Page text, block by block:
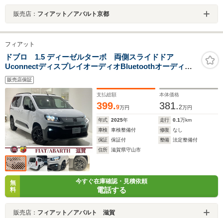
販売店： フィアット／アバルト京都
フィアット
ドブロ 1.5 ディーゼルターボ 両側スライドドア
UconnectディスプレイオーディオBluetoothオーディオ
ADAS運転支援システムアダプティブクルーズコントロー
ルレーンキープ衝突軽減ブレーキエコレザーシートハン
ドルヒーター
販売店保証
支払総額
399.9万円
本体価格
381.2万円
年式 2025年 走行 0.1万km
車検
車検整備付 修復
なし
保証
保証付 整備
法定整備付
住所
滋賀県守山市
無
料
今すぐ在庫確認・見積依頼
電話する
販売店： フィアット／アバルト 滋賀